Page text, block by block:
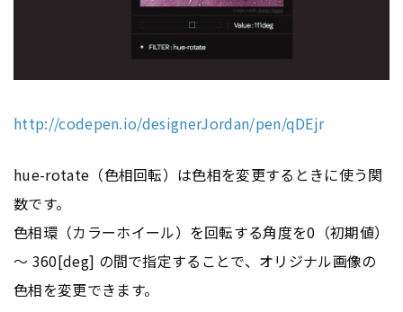
http://codepen.io/designerJordan/pen/qDEjr
hue-rotate（色相回転）は色相を変更するときに使う関
数です。
色相環（カラーホイール）を回転する角度を0（初期値）
〜 360[deg] の間で指定することで、オリジナル画像の
色相を変更できます。